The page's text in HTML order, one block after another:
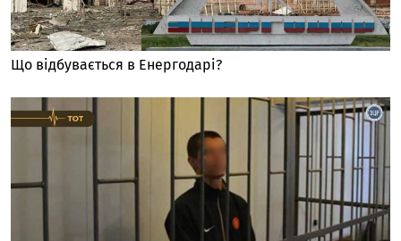
Що відбувається в Енергодарі?